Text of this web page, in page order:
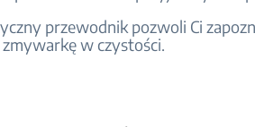
przewodnik pozwoli Ci
w czystości.